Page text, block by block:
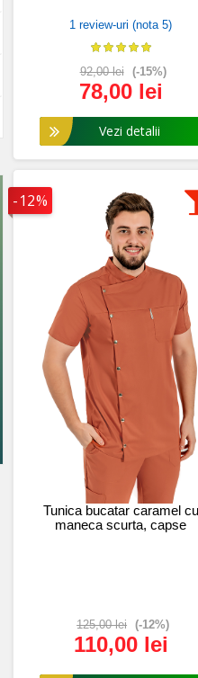
1 review-uri (nota 5)
92,00 lei (-15%)
78,00 lei
Vezi detalii
-12%
Tunica bucatar caramel cu
maneca scurta, capse
125,00 lei (-12%)
110,00 lei